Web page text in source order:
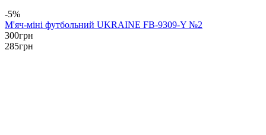
-5%
М'яч-міні футбольний UKRAINE FB-9309-Y №2
300грн
285грн